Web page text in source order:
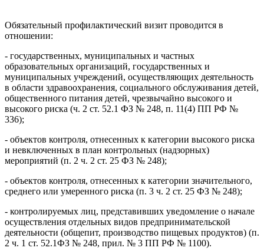
Обязательный профилактический визит проводится в
отношении:
- государственных, муниципальных и частных
образовательных организаций, государственных и
муниципальных учреждений, осуществляющих деятельность
в области здравоохранения, социального обслуживания детей,
общественного питания детей, чрезвычайно высокого и
высокого риска (ч. 2 ст. 52.1 ФЗ № 248, п. 11(4) ПП РФ №
336);
- объектов контроля, отнесенных к категории высокого риска
и невключенных в план контрольных (надзорных)
мероприятий (п. 2 ч. 2 ст. 25 ФЗ № 248);
- объектов контроля, отнесенных к категории значительного,
среднего или умеренного риска (п. 3 ч. 2 ст. 25 ФЗ № 248);
- контролируемых лиц, представивших уведомление о начале
осуществления отдельных видов предпринимательской
деятельности (общепит, производство пищевых продуктов) (п.
2 ч. 1 ст. 52.1ФЗ № 248, прил. № 3 ПП РФ № 1100).